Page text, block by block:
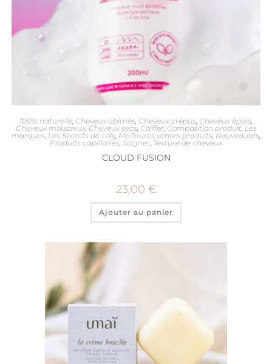
100% naturelle Cheveux abimés Cheveux crépus Cheveux épais
Cheveux mousseux, Cheveux secs Coiffer, Composition produit Les
marques Les Secrets de Loly, Meilleures ventes produits ,Nouveautés
Produits capillaires Soigner Texture de cheveux
CLOUD FUSION
23,00 €
Ajouter au panier